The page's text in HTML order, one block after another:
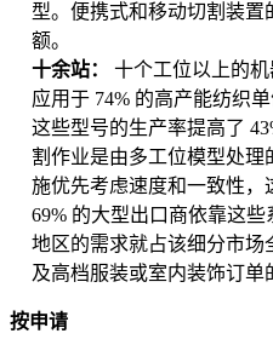
型。便携式和移动切割装置
额。
十余站： 十个工位以上的
应用于 74% 的高产能纺织
这些型号的生产率提高了
割作业是由多工位模型处理
施优先考虑速度和一致性，
69% 的大型出口商依靠这
地区的需求就占该细分市场
及高档服装或室内装饰订单
按申请